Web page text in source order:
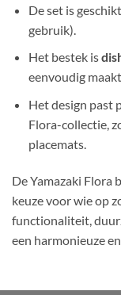
De set is
gebruik).
Het bestek is
eenvoudig
Het design past
Flora-collectie,
placemats.
De Yamazaki Flora
keuze voor wie op
functionaliteit,
een harmonieuze